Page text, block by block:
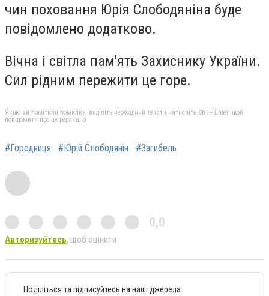
чин поховання Юрія Слободяніна буде
повідомлено додатково.
Вічна і світла пам'ять Захиснику України.
Сил рідним пережити це горе.
Якщо ви помітили помилку, виділіть необхідний текст і натисніть Ctrl + Enter, щоб
повідомити про це редакцію
#Городниця #Юрій Слободянін #Загибель
0,0
Авторизуйтесь, щоб оцінити
Поділіться та підписуйтесь на наші джерела